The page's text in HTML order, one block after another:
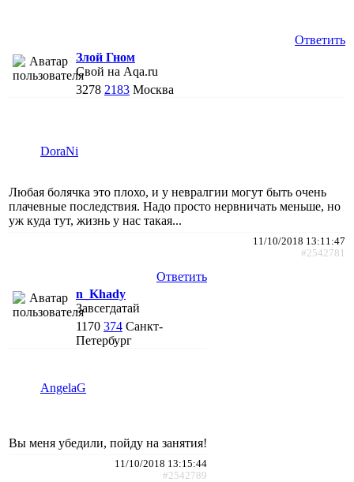
Ответить
Злой Гном
Свой на Aqa.ru
3278 2183 Москва
DoraNi
Любая болячка это плохо, и у невралгии могут быть очень
плачевные последствия. Надо просто нервничать меньше, но
уж куда тут, жизнь у нас такая...
11/10/2018 13:11:47
#2542781
Ответить
n_Khady
Завсегдатай
1170 374 Санкт-
Петербург
AngelaG
Вы меня убедили, пойду на занятия!
11/10/2018 13:15:44
#2542789